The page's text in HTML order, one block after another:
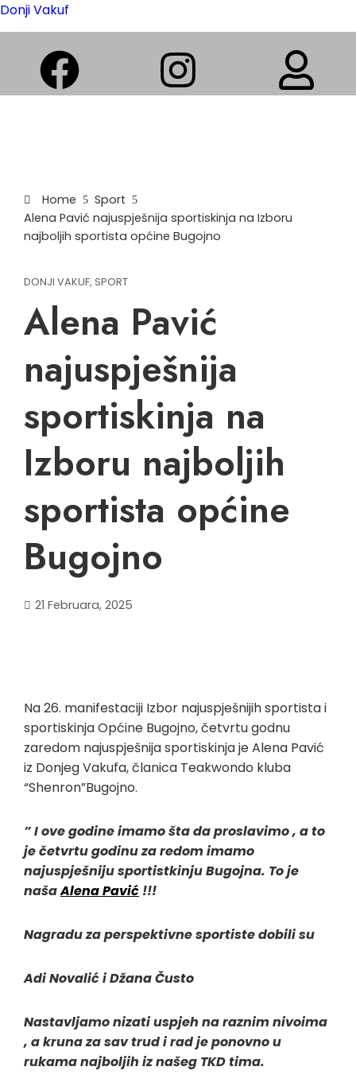
Donji Vakuf
Home
Sport
Alena Pavić najuspješnija sportiskinja na Izboru
najboljih sportista općine Bugojno
DONJI VAKUF, SPORT
Alena Pavić
najuspješnija
sportiskinja na
Izboru najboljih
sportista općine
Bugojno
21 Februara, 2025
Na 26. manifestaciji Izbor najuspješnijih sportista i
sportiskinja Općine Bugojno, četvrtu godnu
zaredom najuspješnija sportiskinja je Alena Pavić
iz Donjeg Vakufa, članica Teakwondo kluba
“Shenron”Bugojno.
” I ove godine imamo šta da proslavimo , a to
je četvrtu godinu za redom imamo
najuspješniju sportistkinju Bugojna. To je
našaAlena Pavić !!!
Nagradu za perspektivne sportiste dobili su
Adi Novalić i Džana Čusto
Nastavljamo nizati uspjeh na raznim nivoima
, a kruna za sav trud i rad je ponovno u
rukama najboljih iz našeg TKD tima.